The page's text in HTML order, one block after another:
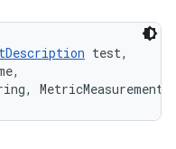
test,